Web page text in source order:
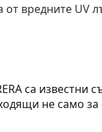
вредните UV
са известни
не само